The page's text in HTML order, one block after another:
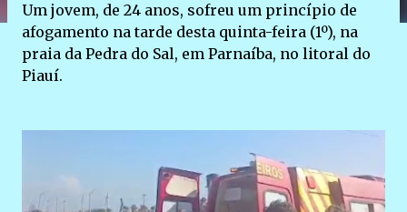
Um jovem, de 24 anos, sofreu um princípio de
afogamento na tarde desta quinta-feira (1º), na
praia da Pedra do Sal, em Parnaíba, no litoral do
Piauí.